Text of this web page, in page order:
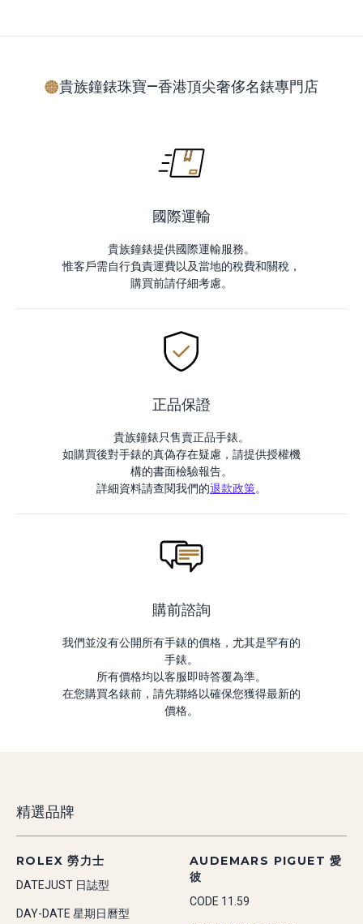
貴族鐘錶珠寶—香港頂尖奢侈名錶專門店
國際運輸
貴族鐘錶提供國際運輸服務。
惟客戶需自行負責運費以及當地的稅費和關稅，
購買前請仔細考慮。
正品保證
貴族鐘錶只售賣正品手錶。
如購買後對手錶的真偽存在疑慮，請提供授權機
構的書面檢驗報告。
詳細資料請查閱我們的退款政策。
購前諮詢
我們並沒有公開所有手錶的價格，尤其是罕有的
手錶。
所有價格均以客服即時答覆為準。
在您購買名錶前，請先聯絡以確保您獲得最新的
價格。
精選品牌
ROLEX 勞力士
DATEJUST 日誌型
DAY-DATE 星期日曆型
AUDEMARS PIGUET 愛
彼
CODE 11.59